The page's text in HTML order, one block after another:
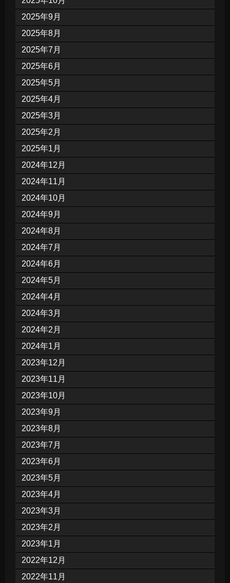
2025年9月
2025年8月
2025年7月
2025年6月
2025年5月
2025年4月
2025年3月
2025年2月
2025年1月
2024年12月
2024年11月
2024年10月
2024年9月
2024年8月
2024年7月
2024年6月
2024年5月
2024年4月
2024年3月
2024年2月
2024年1月
2023年12月
2023年11月
2023年10月
2023年9月
2023年8月
2023年7月
2023年6月
2023年5月
2023年4月
2023年3月
2023年2月
2023年1月
2022年12月
2022年11月